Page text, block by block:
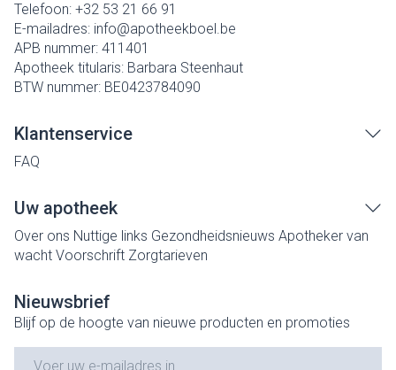
Telefoon: +32 53 21 66 91
E-mailadres: info@apotheekboel.be
APB nummer: 411401
Apotheek titularis: Barbara Steenhaut
BTW nummer: BE0423784090
Klantenservice
FAQ
Uw apotheek
Over ons Nuttige links Gezondheidsnieuws Apotheker van
wacht Voorschrift Zorgtarieven
Nieuwsbrief
Blijf op de hoogte van nieuwe producten en promoties